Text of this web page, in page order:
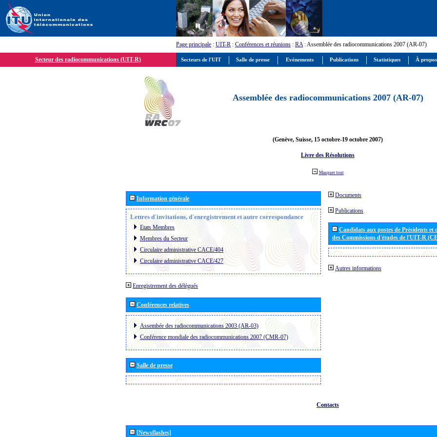
Page principale : UIT-R : Conférences et réunions : RA: Assemblée des radiocommunications 2007 (AR-07)
Secteur des radiocommunications (UIT-R)
Assemblée des radiocommunications 2007 (AR-07)
(Genève, Suisse, 15 octobre-19 octobre 2007)
Livre des Résolutions
Masquer tout
Information générale
Lettres d´invitations, d´enregistrement et autre correspondance
Etats Membres
Membres du Secteur
Circulaire administrative CACE/404
Circulaire administrative CACE/427
Enregistrement des délégués
Conférences relatives
Assembée des radiocommunications 2003 (AR-03)
Conférence mondiale des radiocommunications 2007 (CMR-07)
Salle de presse
Documents
Publications
Candidats aux postes de Présidents et
des Commissions d'études de l'UIT-R
Autres informations
Contacts
[Newsflashes]
Secteurs de l'UIT Salle de presse Evénements Publications Statistiques À